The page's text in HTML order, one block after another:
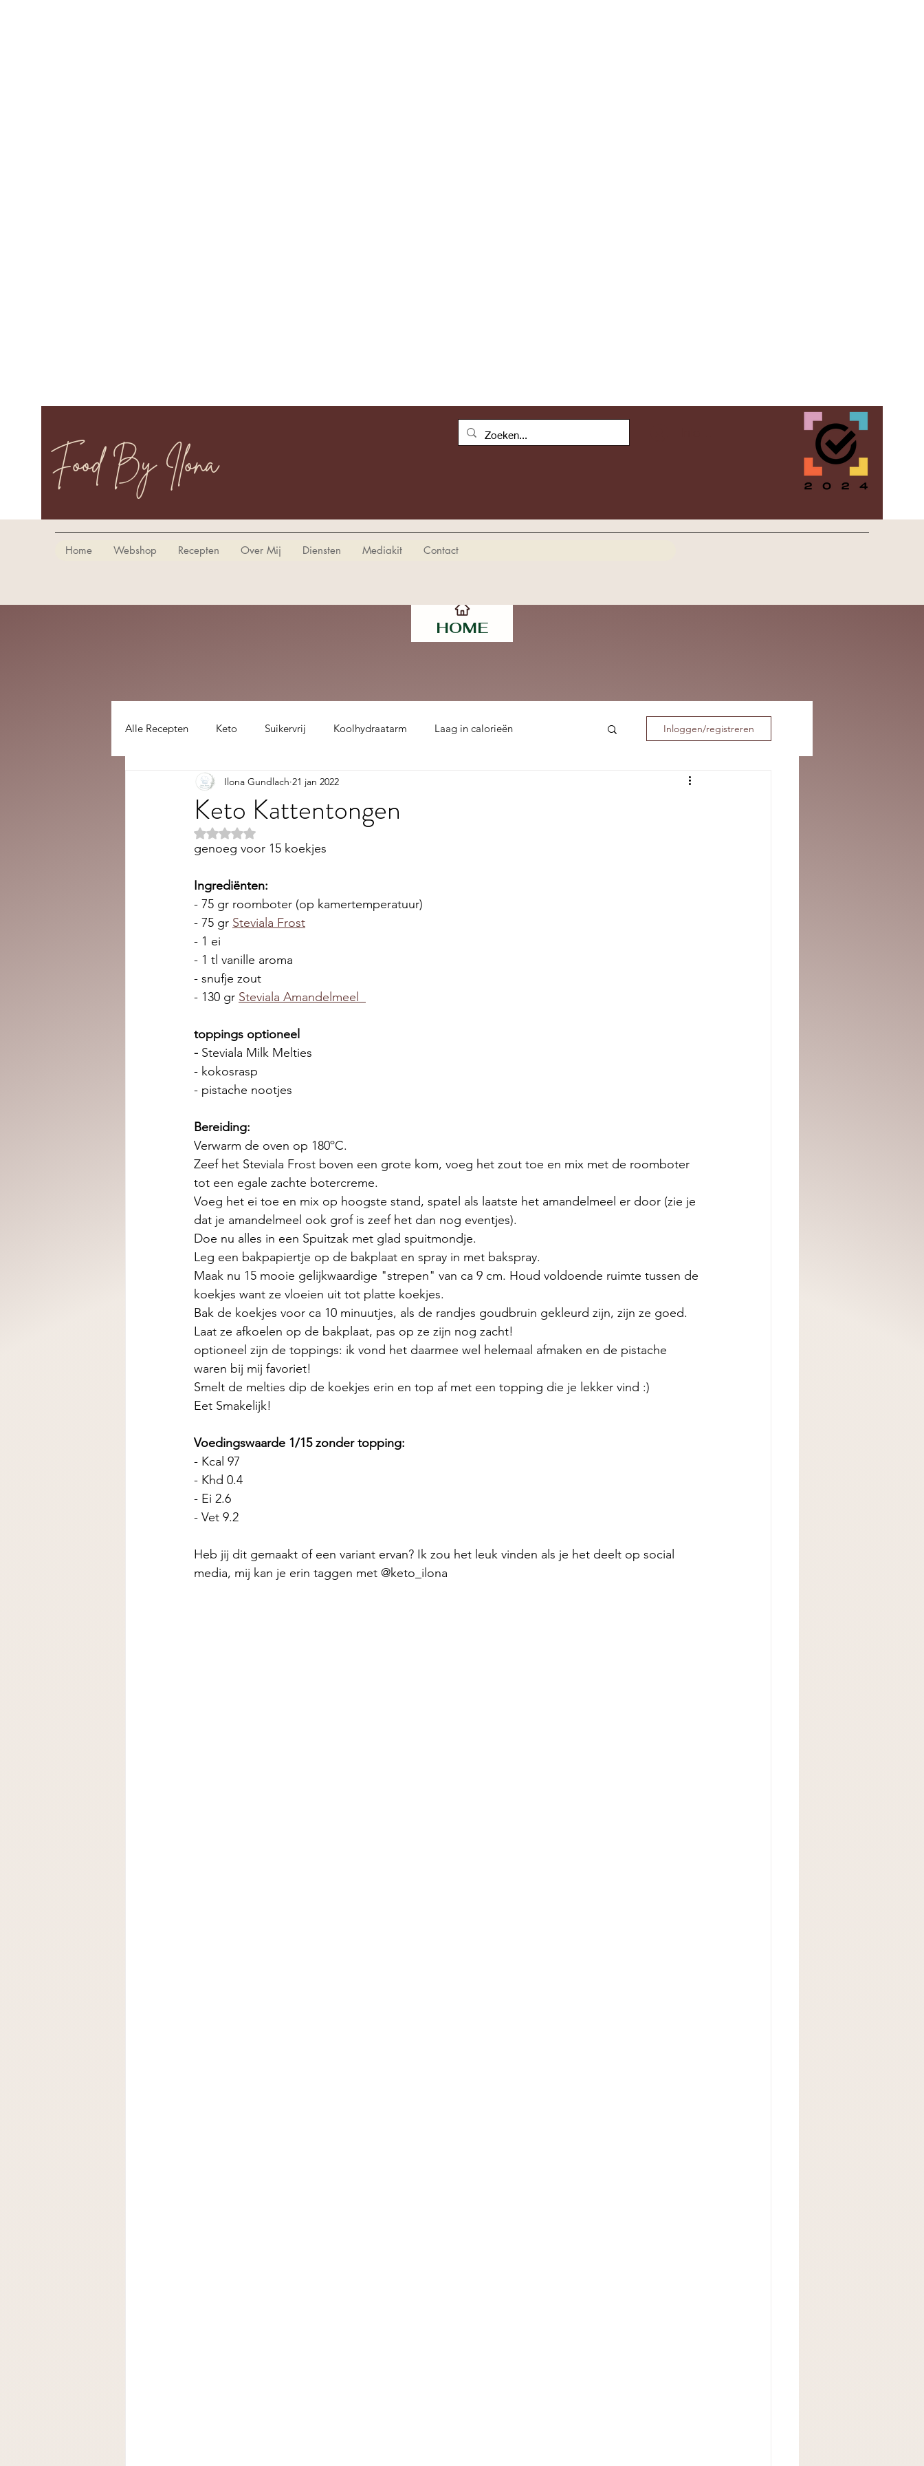
Food By Ilona
Home Webshop Recepten Over Mij Diensten Mediakit Contact
HOME
Alle Recepten Keto Suikervrij Koolhydraatarm Laag in calorieën
Lekker gezellig :) hoofdgerecht
Inloggen/registreren
Keto Kattentongen
Ilona Gundlach 21 jan 2022
Beoordeeld met NaN uit 5 sterren.
genoeg voor 15 koekjes
Ingrediënten:
- 75 gr roomboter (op kamertemperatuur)
- 75 gr Steviala Frost
- 1 ei
- 1 tl vanille aroma
- snufje zout
- 130 gr Steviala Amandelmeel
toppings optioneel
- Steviala Milk Melties
- kokosrasp
- pistache nootjes
Bereiding:
Verwarm de oven op 180ºC.
Zeef het Steviala Frost boven een grote kom, voeg het zout toe en mix met de roomboter
tot een egale zachte botercreme.
Voeg het ei toe en mix op hoogste stand, spatel als laatste het amandelmeel er door (zie je
dat je amandelmeel ook grof is zeef het dan nog eventjes).
Doe nu alles in een Spuitzak met glad spuitmondje.
Leg een bakpapiertje op de bakplaat en spray in met bakspray.
Maak nu 15 mooie gelijkwaardige "strepen" van ca 9 cm. Houd voldoende ruimte tussen de
koekjes want ze vloeien uit tot platte koekjes.
Bak de koekjes voor ca 10 minuutjes, als de randjes goudbruin gekleurd zijn, zijn ze goed.
Laat ze afkoelen op de bakplaat, pas op ze zijn nog zacht!
optioneel zijn de toppings: ik vond het daarmee wel helemaal afmaken en de pistache
waren bij mij favoriet!
Smelt de melties dip de koekjes erin en top af met een topping die je lekker vind :)
Eet Smakelijk!
Voedingswaarde 1/15 zonder topping:
- Kcal 97
- Khd 0.4
- Ei 2.6
- Vet 9.2
Heb jij dit gemaakt of een variant ervan? Ik zou het leuk vinden als je het deelt op social
media, mij kan je erin taggen met @keto_ilona